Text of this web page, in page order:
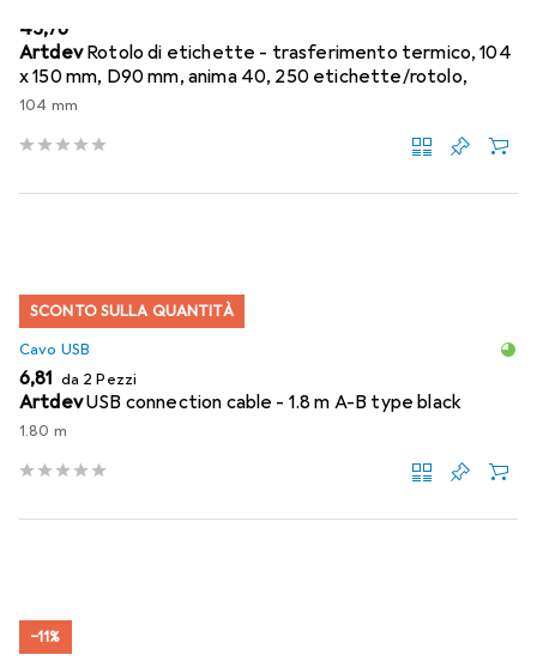
EUR
43,76
Artdev Rotolo di etichette - trasferimento termico, 104
x 150 mm, D90 mm, anima 40, 250 etichette/rotolo,
104 mm
SCONTO SULLA QUANTITÀ
Cavo USB
EUR
6,81 da 2 Pezzi
ArtdevUSB connection cable - 1.8 m A-B type black
1.80 m
−11%